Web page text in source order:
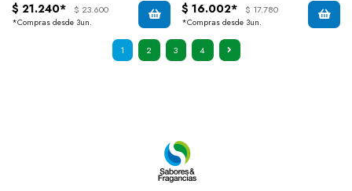
$ 21.240*
$ 23.600
*Compras desde 3un.
$ 16.002*
$ 17.780
*Compras desde 3un.
1 2 3 4